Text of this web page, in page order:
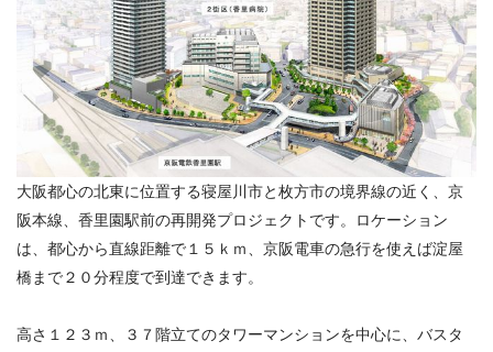
大阪都心の北東に位置する寝屋川市と枚方市の境界線の近く、京
阪本線、香里園駅前の再開発プロジェクトです。ロケーション
は、都心から直線距離で１５ｋｍ、京阪電車の急行を使えば淀屋
橋まで２０分程度で到達できます。
高さ１２３ｍ、３７階立てのタワーマンションを中心に、バスタ